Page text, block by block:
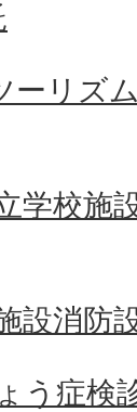
リズ
学校施
設消防
う症検